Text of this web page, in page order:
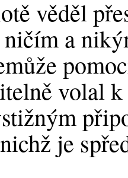
věděl
ničím a
volal
je